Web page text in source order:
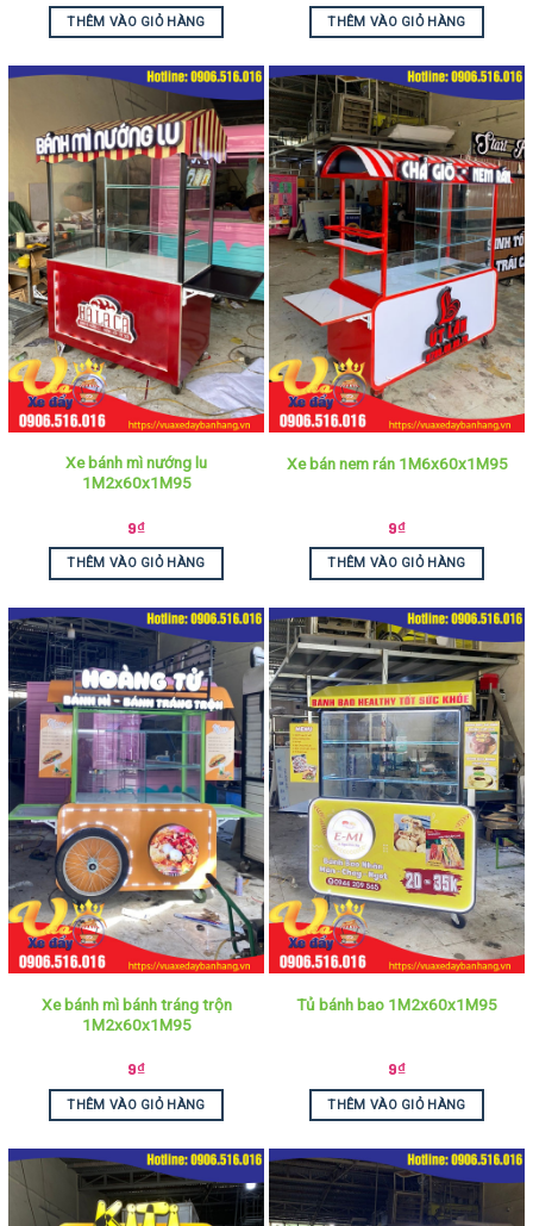
THÊM VÀO GIỎ HÀNG THÊM VÀO GIỎ HÀNG
Xe bánh mì nướng lu
1M2x60x1M95
9₫
THÊM VÀO GIỎ HÀNG
Xe bán nem rán 1M6x60x1M95
9₫
THÊM VÀO GIỎ HÀNG
Xe bánh mì bánh tráng trộn
1M2x60x1M95
9₫
THÊM VÀO GIỎ HÀNG
Tủ bánh bao 1M2x60x1M95
9₫
THÊM VÀO GIỎ HÀNG